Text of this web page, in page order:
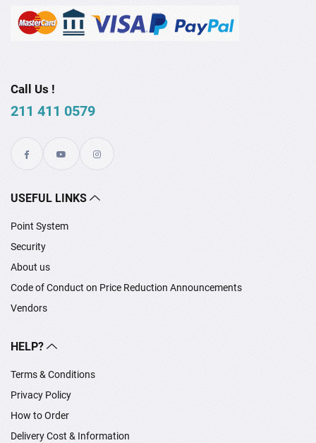
Call Us !
211 411 0579
USEFUL LINKS
Point System
Security
About us
Code of Conduct on Price Reduction Announcements
Vendors
HELP?
Terms & Conditions
Privacy Policy
How to Order
Delivery Cost & Information